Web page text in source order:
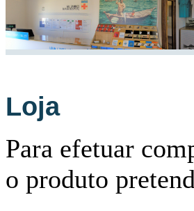
Loja
Para efetuar
o produto